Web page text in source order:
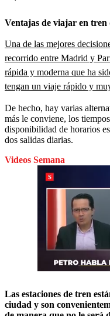
Ventajas de viajar en
Una de las mejores
recorrido entre Madrid y
rápida y moderna que ha
tengan un viaje rápido y
De hecho, hay varias
más le conviene, los
disponibilidad de horarios
dos salidas diarias.
Videos Semana
Las estaciones de tren
ciudad y son